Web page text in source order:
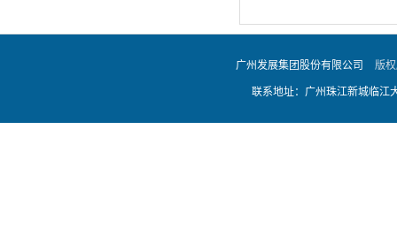
广州发展集团股份有限公司 版
联系地址：广州珠江新城临江